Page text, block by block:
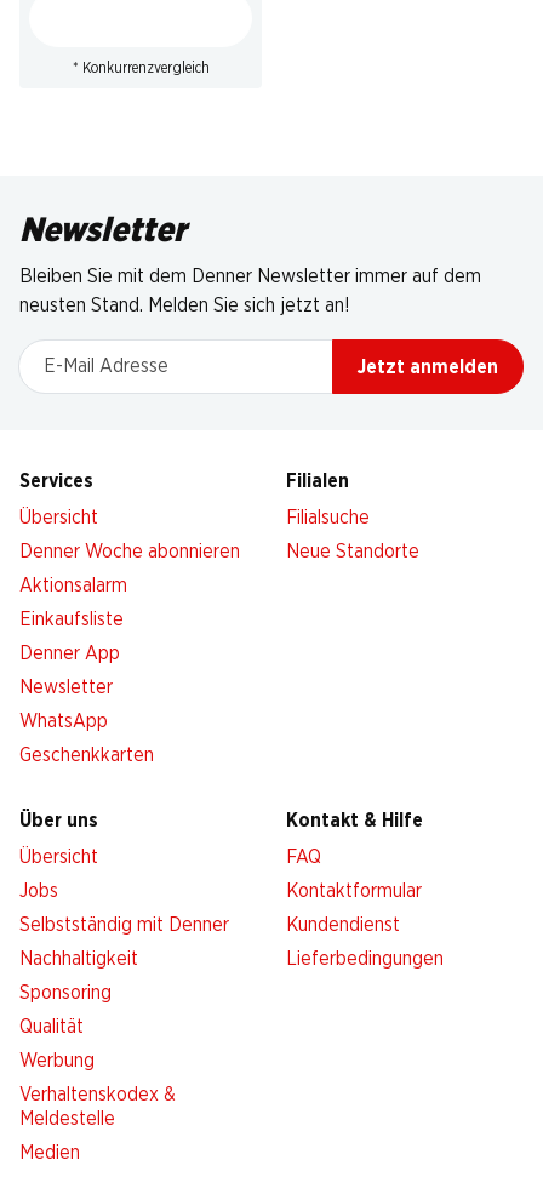
* Konkurrenzvergleich
Newsletter
Bleiben Sie mit dem Denner Newsletter immer auf dem
neusten Stand. Melden Sie sich jetzt an!
E-Mail Adresse
Jetzt anmelden
Services
Übersicht
Denner Woche abonnieren
Aktionsalarm
Einkaufsliste
Denner App
Newsletter
WhatsApp
Geschenkkarten
Filialen
Filialsuche
Neue Standorte
Über uns
Übersicht
Jobs
Selbstständig mit Denner
Nachhaltigkeit
Sponsoring
Qualität
Werbung
Verhaltenskodex &
Meldestelle
Medien
Kontakt & Hilfe
FAQ
Kontaktformular
Kundendienst
Lieferbedingungen